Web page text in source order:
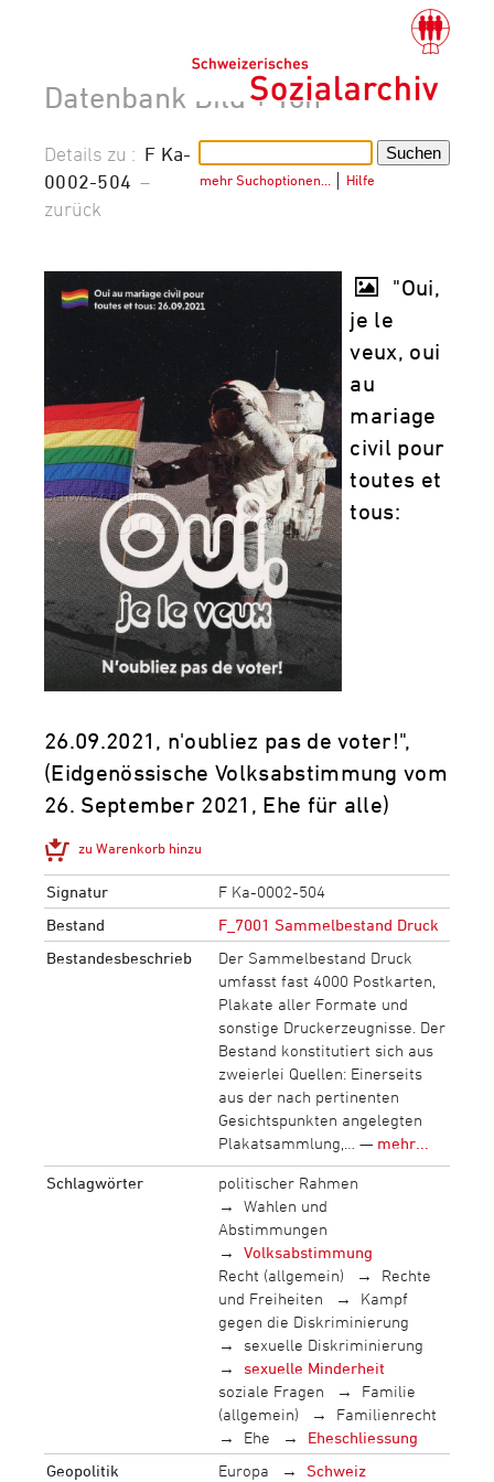
Datenbank Bild + Ton
mehr Suchoptionen… Hilfe
Details zu : F Ka-
0002-504 –
zurück
"Oui,
je le
veux, oui
au
mariage
civil pour
toutes et
tous:
26.09.2021, n'oubliez pas de voter!",
(Eidgenössische Volksabstimmung vom
26. September 2021, Ehe für alle)
zu Warenkorb hinzu
Signatur
F Ka-0002-504
Bestand
F_7001 Sammelbestand Druck
Bestandesbeschrieb
Der Sammelbestand Druck
umfasst fast 4000 Postkarten,
Plakate aller Formate und
sonstige Druckerzeugnisse. Der
Bestand konstitutiert sich aus
zweierlei Quellen: Einerseits
aus der nach pertinenten
Gesichtspunkten angelegten
Plakatsammlung,… — mehr...
Schlagwörter
politischer Rahmen
Wahlen und
Abstimmungen
Volksabstimmung
Recht (allgemein)
Rechte
und Freiheiten
Kampf
gegen die Diskriminierung
sexuelle Diskriminierung
sexuelle Minderheit
soziale Fragen
Familie
(allgemein)
Familienrecht
Ehe
Eheschliessung
Geopolitik
Europa Schweiz